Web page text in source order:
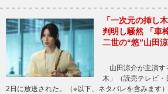
「一次元の挿し
判明し騒然 「車
二世の“悠”山田
山田涼介が主演す
木」（読売テレビ・
2日に放送された。（※以下、ネタバレを含みま